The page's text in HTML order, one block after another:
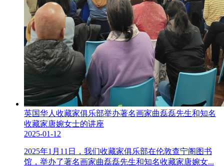
英国华人收藏家俱乐部举办著名画家曲磊磊先生和知名
收藏家唐婉女士的讲座
2025-01-12
2025年1月11日，我们收藏家俱乐部在伦敦查宁阁图书
馆，举办了著名画家曲磊磊先生和知名收藏家唐婉女...